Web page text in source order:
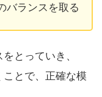
バランスを取る
とっていき、
とで、正確な模